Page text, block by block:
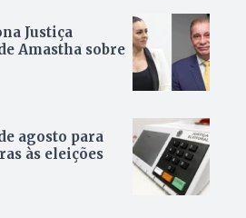
Justiça
Amastha sobre
agosto para
às eleições